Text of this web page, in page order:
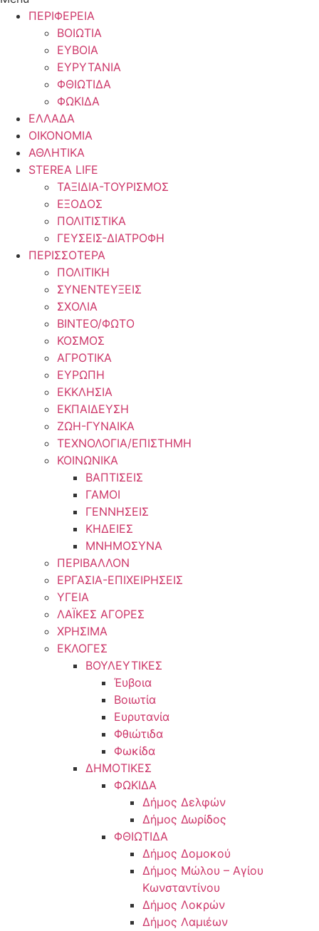
ΠΕΡΙΦΕΡΕΙΑ
ΒΟΙΩΤΙΑ
ΕΥΒΟΙΑ
ΕΥΡΥΤΑΝΙΑ
ΦΘΙΩΤΙΔΑ
ΦΩΚΙΔΑ
ΕΛΛΑΔΑ
ΟΙΚΟΝΟΜΙΑ
ΑΘΛΗΤΙΚΑ
STEREA LIFE
ΤΑΞΙΔΙΑ-ΤΟΥΡΙΣΜΟΣ
ΕΞΟΔΟΣ
ΠΟΛΙΤΙΣΤΙΚΑ
ΓΕΥΣΕΙΣ-ΔΙΑΤΡΟΦΗ
ΠΕΡΙΣΣΟΤΕΡΑ
ΠΟΛΙΤΙΚΗ
ΣΥΝΕΝΤΕΥΞΕΙΣ
ΣΧΟΛΙΑ
ΒΙΝΤΕΟ/ΦΩΤΟ
ΚΟΣΜΟΣ
ΑΓΡΟΤΙΚΑ
ΕΥΡΩΠΗ
ΕΚΚΛΗΣΙΑ
ΕΚΠΑΙΔΕΥΣΗ
ΖΩΗ-ΓΥΝΑΙΚΑ
ΤΕΧΝΟΛΟΓΙΑ/ΕΠΙΣΤΗΜΗ
ΚΟΙΝΩΝΙΚΑ
ΒΑΠΤΙΣΕΙΣ
ΓΑΜΟΙ
ΓΕΝΝΗΣΕΙΣ
ΚΗΔΕΙΕΣ
ΜΝΗΜΟΣΥΝΑ
ΠΕΡΙΒΑΛΛΟΝ
ΕΡΓΑΣΙΑ-ΕΠΙΧΕΙΡΗΣΕΙΣ
ΥΓΕΙΑ
ΛΑΪΚΕΣ ΑΓΟΡΕΣ
ΧΡΗΣΙΜΑ
ΕΚΛΟΓΕΣ
ΒΟΥΛΕΥΤΙΚΕΣ
Έυβοια
Βοιωτία
Ευρυτανία
Φθιώτιδα
Φωκίδα
ΔΗΜΟΤΙΚΕΣ
ΦΩΚΙΔΑ
Δήμος Δελφών
Δήμος Δωρίδος
ΦΘΙΩΤΙΔΑ
Δήμος Δομοκού
Δήμος Μώλου – Αγίου
Κωνσταντίνου
Δήμος Λοκρών
Δήμος Λαμιέων